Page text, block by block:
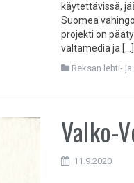
käytettävissä,
Suomea
projekti on
valtamedia ja […]
Reksan lehti-
Valko-
11.9.2020